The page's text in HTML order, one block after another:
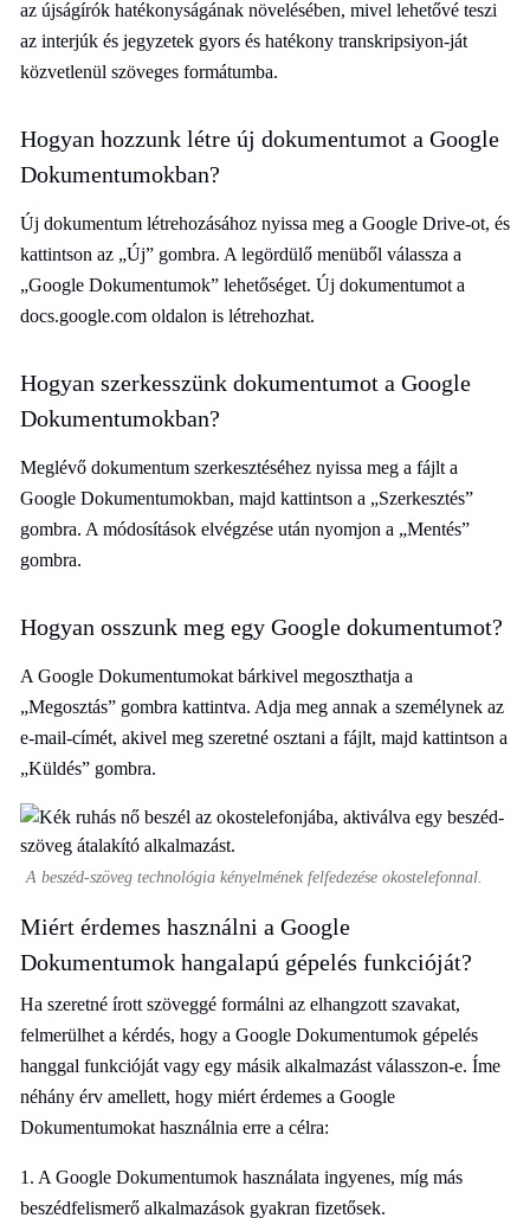
az újságírók hatékonyságának növelésében, mivel lehetővé teszi
az interjúk és jegyzetek gyors és hatékony transkripsiyon-ját
közvetlenül szöveges formátumba.
Hogyan hozzunk létre új dokumentumot a Google
Dokumentumokban?
Új dokumentum létrehozásához nyissa meg a Google Drive-ot, és
kattintson az „Új” gombra. A legördülő menüből válassza a
„Google Dokumentumok” lehetőséget. Új dokumentumot a
docs.google.com oldalon is létrehozhat.
Hogyan szerkesszünk dokumentumot a Google
Dokumentumokban?
Meglévő dokumentum szerkesztéséhez nyissa meg a fájlt a
Google Dokumentumokban, majd kattintson a „Szerkesztés”
gombra. A módosítások elvégzése után nyomjon a „Mentés”
gombra.
Hogyan osszunk meg egy Google dokumentumot?
A Google Dokumentumokat bárkivel megoszthatja a
„Megosztás” gombra kattintva. Adja meg annak a személynek az
e-mail-címét, akivel meg szeretné osztani a fájlt, majd kattintson a
„Küldés” gombra.
A beszéd-szöveg technológia kényelmének felfedezése okostelefonnal.
Miért érdemes használni a Google
Dokumentumok hangalapú gépelés funkcióját?
Ha szeretné írott szöveggé formálni az elhangzott szavakat,
felmerülhet a kérdés, hogy a Google Dokumentumok gépelés
hanggal funkcióját vagy egy másik alkalmazást válasszon-e. Íme
néhány érv amellett, hogy miért érdemes a Google
Dokumentumokat használnia erre a célra:
1. A Google Dokumentumok használata ingyenes, míg más
beszédfelismerő alkalmazások gyakran fizetősek.